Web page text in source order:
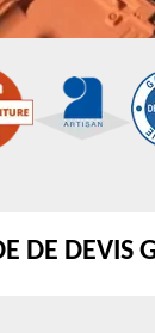
DE DEVIS